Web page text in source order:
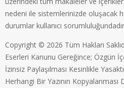
nedeni ile sistemlerinizde oluşacak
durumlar kullanıcı
Copyright © 2026 Tüm Hakları
Eserleri Kanunu Gereğince; Özgün
İzinsiz Paylaşılması Kesinlikle
Herhangi Bir Yazının